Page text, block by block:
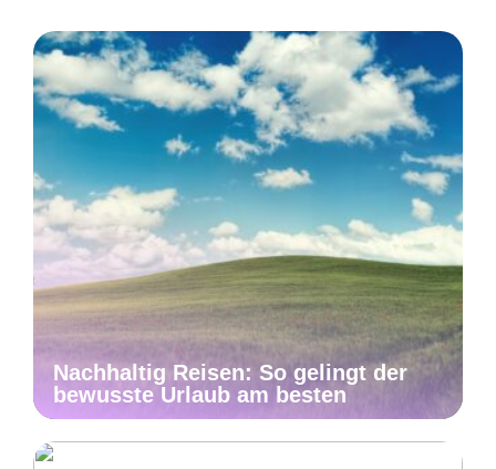
Nachhaltig Reisen: So gelingt der
bewusste Urlaub am besten